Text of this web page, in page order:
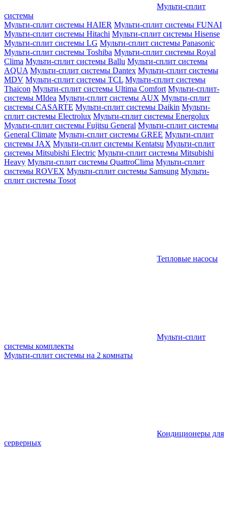
Мульти-сплит
системы
Мульти-сплит системы HAIER Мульти-сплит системы FUNAI
Мульти-сплит системы Hitachi Мульти-сплит системы Hisense
Мульти-сплит системы LG Мульти-сплит системы Panasonic
Мульти-сплит системы Toshiba Мульти-сплит системы Royal
Clima Мульти-сплит системы Ballu Мульти-сплит системы
AQUA Мульти-сплит системы Dantex Мульти-сплит системы
MDV Мульти-сплит системы TCL Мульти-сплит системы
Thaicon Мульти-сплит системы Ultima Comfort Мульти-сплит-
системы MIdea Мульти-сплит системы AUX Мульти-сплит
системы CASARTE Мульти-сплит системы Daikin Мульти-
сплит системы Electrolux Мульти-сплит системы Energolux
Мульти-сплит системы Fujitsu General Мульти-сплит системы
General Climate Мульти-сплит системы GREE Мульти-сплит
системы JAX Мульти-сплит системы Kentatsu Мульти-сплит
системы Mitsubishi Electric Мульти-сплит системы Mitsubishi
Heavy Мульти-сплит системы QuattroClima Мульти-сплит
системы ROVEX Мульти-сплит системы Samsung Мульти-
сплит системы Tosot
Тепловые насосы
Мульти-сплит
системы комплекты
Мульти-сплит системы на 2 комнаты
Кондиционеры для
серверных